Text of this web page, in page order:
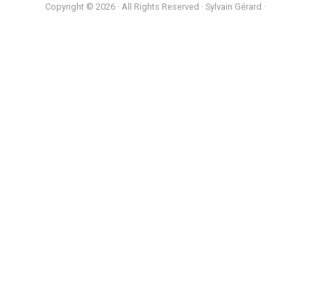
Copyright © 2026 · All Rights Reserved · Sylvain Gérard ·